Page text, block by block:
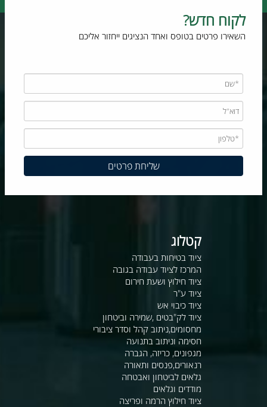
לקוח חדש?
השאירו פרטים בטופס ואחד הנציגים ייחזור אליכם
קטלוג
ציוד בטיחות בעבודה
המרכז לציוד עבודה בגובה
ציוד חילוץ ושעת חירום
ציוד ע"ר
ציוד כיבוי אש
ציוד לק"בטים ,שמירה וביטחון
מחסומים,ניתוב קהל וסדר ציבורי
חסימה וניתוב בתנועה
מגפונים, כריזה, הגברה
רנאורים,פנסים ותאורה
גלאים לביטחון ואבטחה
מודדים וגלאים
ציוד חילוץ הרמה ופריצה